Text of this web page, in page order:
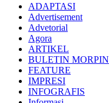
ADAPTASI
Advertisement
Advetorial
Agora
ARTIKEL
BULETIN MORPIN
FEATURE
IMPRESI
INFOGRAFIS